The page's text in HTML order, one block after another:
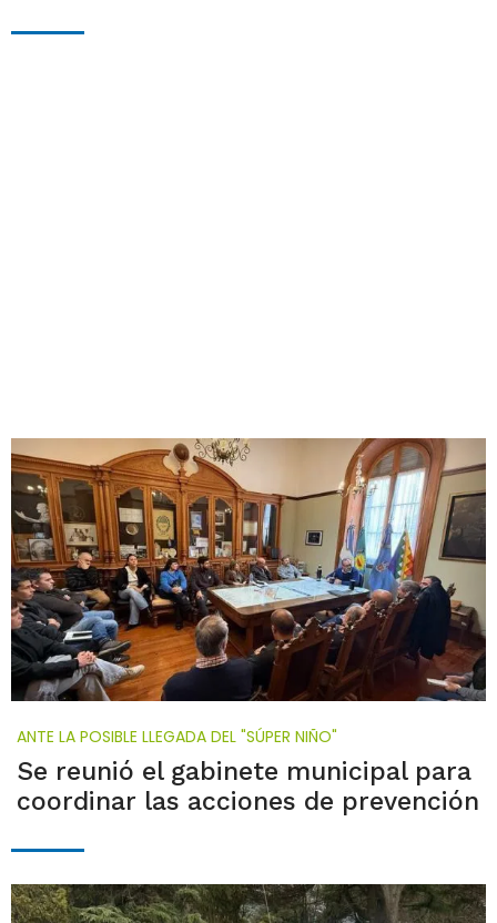
ANTE LA POSIBLE LLEGADA DEL "SÚPER NIÑO"
Se reunió el gabinete municipal para
coordinar las acciones de prevención